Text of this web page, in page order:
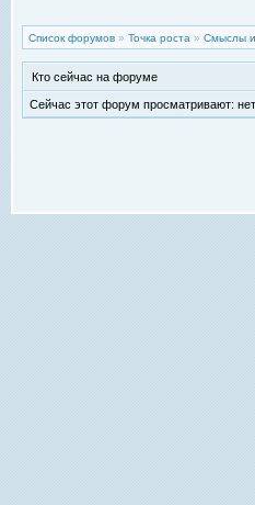
Список форумов » Точка роста » Смыслы
Кто сейчас на форуме
Сейчас этот форум просматривают: